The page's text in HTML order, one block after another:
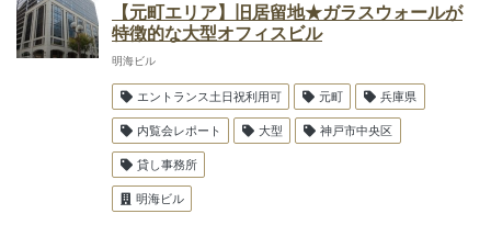
【元町エリア】旧居留地★ガラスウォールが
特徴的な大型オフィスビル
明海ビル
エントランス土日祝利用可 元町 兵庫県
内覧会レポート 大型 神戸市中央区
貸し事務所
明海ビル